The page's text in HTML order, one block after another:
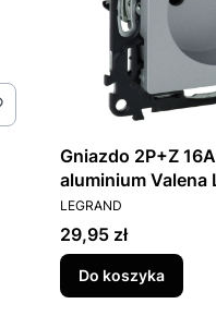
Gniazdo 2P+Z
aluminium Valena
PRODUCENT
LEGRAND
Cena
29,95 zł
Do koszyka